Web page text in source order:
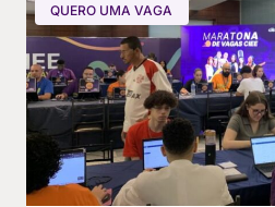
QUERO UMA VAGA